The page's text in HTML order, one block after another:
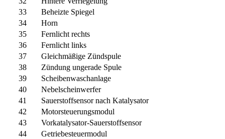
33
Beheizte Spiegel
34
Horn
35
Fernlicht rechts
36
Fernlicht links
37
Gleichmäßige Zündspule
38
Zündung ungerade Spule
39
Scheibenwaschanlage
40
Nebelscheinwerfer
41
Sauerstoffsensor nach Katalysator
42
Motorsteuerungsmodul
43
Vorkatalysator-Sauerstoffsensor
44
Getriebesteuermodul